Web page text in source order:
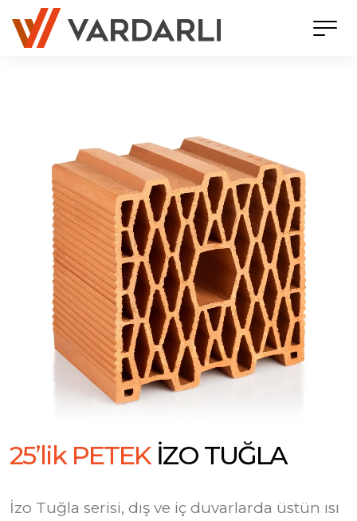
25’lik PETEK İZO TUĞLA
İzo Tuğla serisi, dış ve iç duvarlarda üstün ısı